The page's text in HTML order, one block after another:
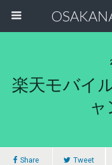
楽天モバイ
Share Tweet